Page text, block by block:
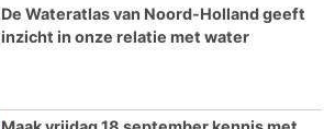
De Wateratlas van Noord-Holland geeft
inzicht in onze relatie met water